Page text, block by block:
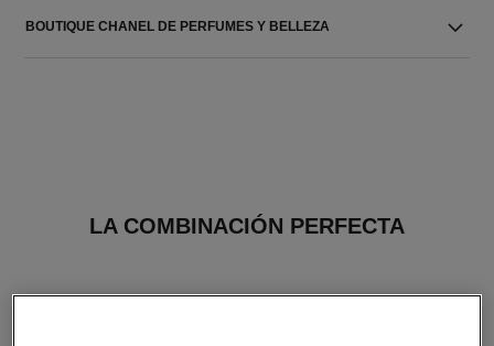
BOUTIQUE CHANEL DE PERFUMES Y BELLEZA
LA COMBINACIÓN PERFECTA